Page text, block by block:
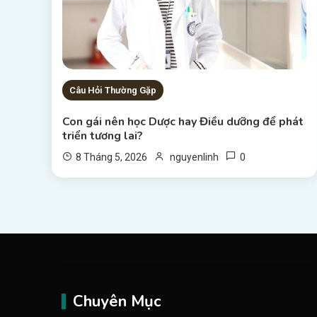
Câu Hỏi Thường Gặp
Con gái nên học Dược hay Điều dưỡng để phát
triển tương lai?
8 Tháng 5, 2026 nguyenlinh 0
Chuyên Mục